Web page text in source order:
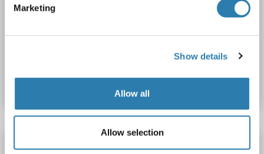
Marketing
Show details
Allow all
Allow selection
Fiche technique Détails
NLRP11 anticorps (C-Term)